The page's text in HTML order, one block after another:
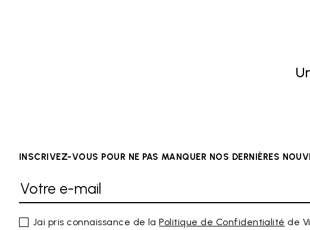
INSCRIVEZ-VOUS POUR NE PAS MANQUER NOS DERNIÈRES
Jai pris connaissance de laPolitique de Confidentialité de